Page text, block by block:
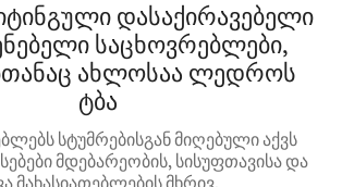
დასაქირავებელი
საცხოვრებლები,
ახლოსაა ლედროს
ტბა
სტუმრებისგან მიღებული აქვს
მდებარეობის, სისუფთავისა და